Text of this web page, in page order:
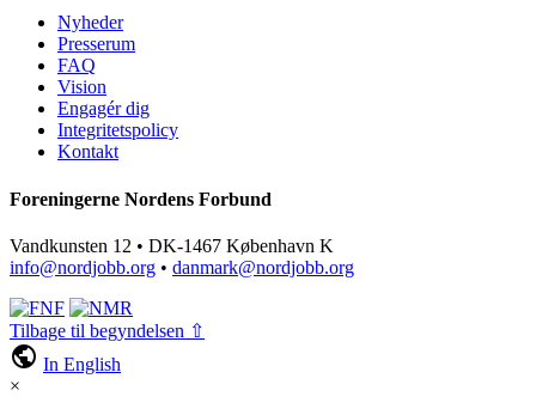
Nyheder
Presserum
FAQ
Vision
Engagér dig
Integritetspolicy
Kontakt
Foreningerne Nordens Forbund
Vandkunsten 12 • DK-1467 København K
info@nordjobb.org • danmark@nordjobb.org
Tilbage til begyndelsen ⇧
public In English
×